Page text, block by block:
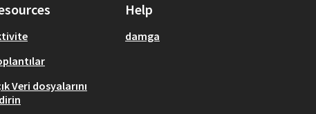
Veri dosyalarını
Help
damga